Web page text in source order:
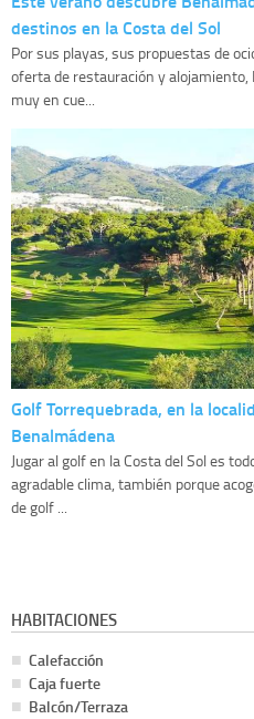
destinos en la Costa del Sol
Por sus playas, sus propuestas de
oferta de restauración y
muy en cue...
Golf Torrequebrada, en la
Benalmádena
Jugar al golf en la Costa del Sol es
agradable clima, también porque
de golf ...
HABITACIONES
Calefacción
Caja fuerte
Balcón/Terraza